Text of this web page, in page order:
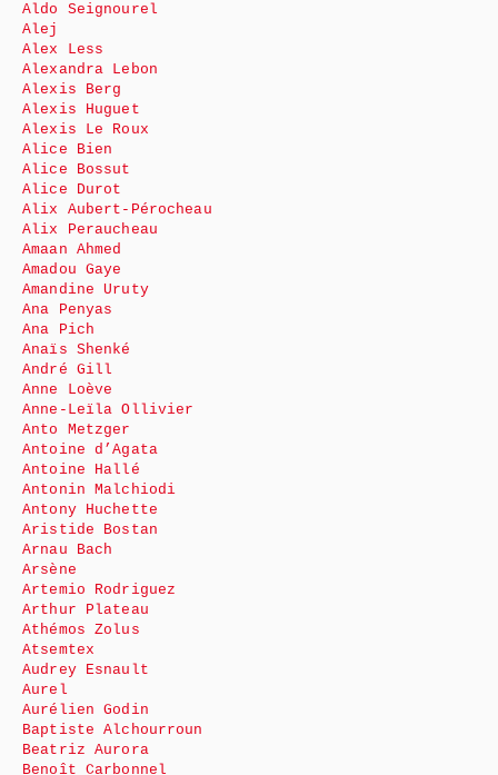
Aldo Seignourel
Alej
Alex Less
Alexandra Lebon
Alexis Berg
Alexis Huguet
Alexis Le Roux
Alice Bien
Alice Bossut
Alice Durot
Alix Aubert-Pérocheau
Alix Peraucheau
Amaan Ahmed
Amadou Gaye
Amandine Uruty
Ana Penyas
Ana Pich
Anaïs Shenké
André Gill
Anne Loève
Anne-Leïla Ollivier
Anto Metzger
Antoine d’Agata
Antoine Hallé
Antonin Malchiodi
Antony Huchette
Aristide Bostan
Arnau Bach
Arsène
Artemio Rodriguez
Arthur Plateau
Athémos Zolus
Atsemtex
Audrey Esnault
Aurel
Aurélien Godin
Baptiste Alchourroun
Beatriz Aurora
Benoît Carbonnel